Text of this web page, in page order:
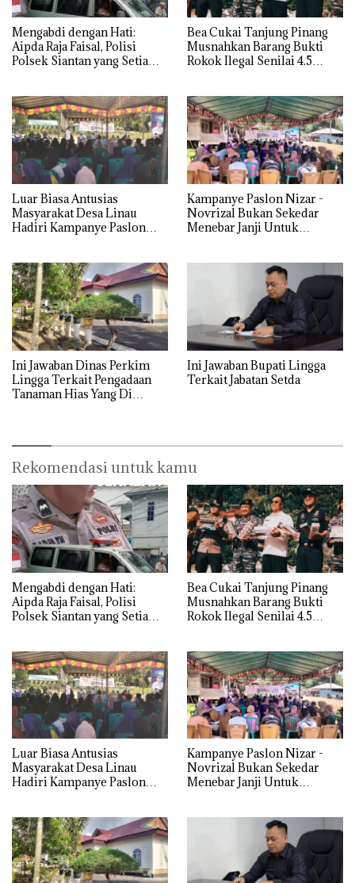
Mengabdi dengan Hati:
Aipda Raja Faisal, Polisi
Polsek Siantan yang Setia
Bea Cukai Tanjung Pinang
Musnahkan Barang Bukti
Rokok Ilegal Senilai 4.5
Luar Biasa Antusias
Masyarakat Desa Linau
Hadiri Kampanye Paslon
Kampanye Paslon Nizar -
Novrizal Bukan Sekedar
Menebar Janji Untuk
Ini Jawaban Dinas Perkim
Lingga Terkait Pengadaan
Tanaman Hias Yang Di
Ini Jawaban Bupati Lingga
Terkait Jabatan Setda
Rekomendasi untuk kamu
Mengabdi dengan Hati:
Aipda Raja Faisal, Polisi
Polsek Siantan yang Setia
Bea Cukai Tanjung Pinang
Musnahkan Barang Bukti
Rokok Ilegal Senilai 4.5
Luar Biasa Antusias
Masyarakat Desa Linau
Hadiri Kampanye Paslon
Kampanye Paslon Nizar -
Novrizal Bukan Sekedar
Menebar Janji Untuk